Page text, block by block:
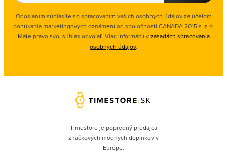
Odoslaním súhlasíte so spracovaním vašich osobných údajov za účelom
ponúkania marketingových oznámení od spoločnosti CANADA 2015 s. r. o.
Máte právo svoj súhlas odvolať. Viac informácií vzásadách spracovania
osobných údajov.
Timestore je popredný predajca
značkových módnych doplnkov v
Európe.